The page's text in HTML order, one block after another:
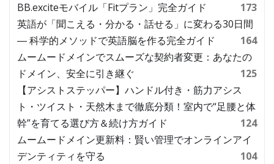
BB.exciteモバイル「Fitプラン」完全ガイド
173
英語が「聞こえる・分かる・話せる」に変わる30日間
― 科学的メソッドで英語脳を作る完全ガイド
164
ムームードメインでスムーズな契約者変更：あなたの
ドメイン、安全に引き継ぐ
125
【アシストステッパー】ハンドル付き・筋力アシス
ト・ツイスト・天然木まで徹底分類！室内で“足腰と体
幹”を育てる選び方＆続け方ガイド
124
ムームードメイン更新料：賢い管理でオンラインアイ
デンティティを守る
104